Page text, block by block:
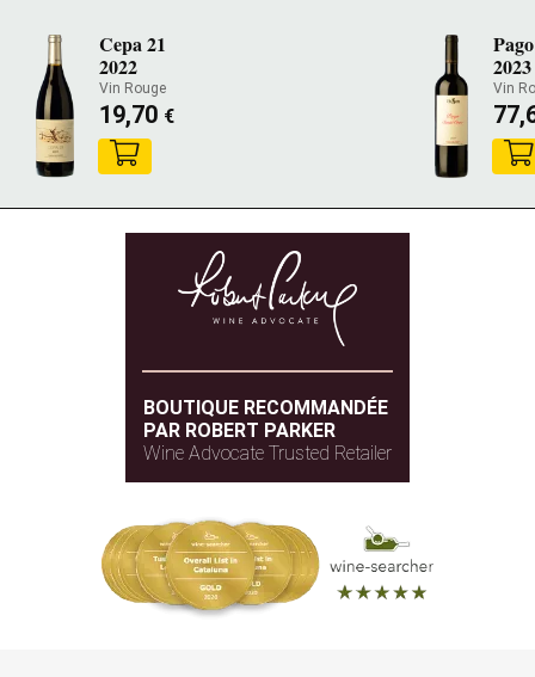
Cepa 21
2022
Vin Rouge
19,70 €
2023
Vin
BOUTIQUE RECOMMANDÉE
PAR ROBERT PARKER
Wine Advocate Trusted Retailer